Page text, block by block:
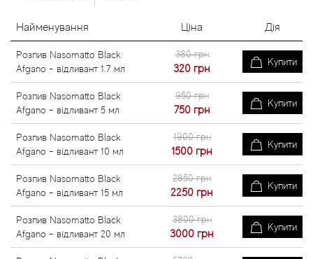
Найменування Ціна Дія
Розпив Nasomatto Black
Afgano - відливант 1.7 мл
380 грн
320 грн
Купити
Розпив Nasomatto Black
Afgano - відливант 5 мл
950 грн
750 грн
Купити
Розпив Nasomatto Black
Afgano - відливант 10 мл
1900 грн
1500 грн
Купити
Розпив Nasomatto Black
Afgano - відливант 15 мл
2850 грн
2250 грн
Купити
Розпив Nasomatto Black
Afgano - відливант 20 мл
3800 грн
3000 грн
Купити